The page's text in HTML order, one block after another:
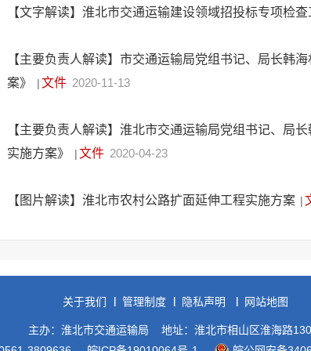
【文字解读】淮北市交通运输建设领域招投标专项检
【主要负责人解读】市交通运输局党组书记、局长韩
案》
|文件 2020-11-13
【主要负责人解读】淮北市交通运输局党组书记、局
实施方案》
|文件 2020-04-23
【图片解读】淮北市农村公路扩面延伸工程实施方案 |
关于我们 管理制度 隐私声明 网站地图
主办：淮北市交通运输局
地址：淮北市相山区淮海路